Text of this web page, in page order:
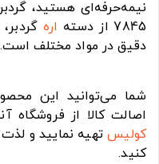
7845 از دسته
اره
دقیق در مواد مختلف است.
شما می‌توانید این
اصالت کالا از فروشگاه
کولیستهیه نمایید و
کنید.